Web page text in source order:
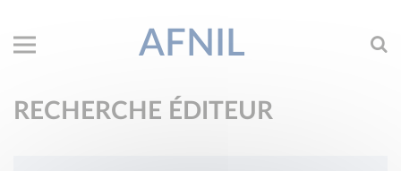
AFNIL
RECHERCHE ÉDITEUR